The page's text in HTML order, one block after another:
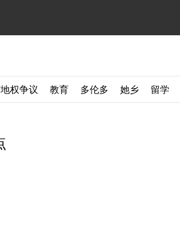
权争议 教育 多伦多 她乡 留学